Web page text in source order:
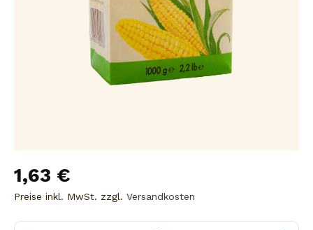
1,63 €
Preise inkl. MwSt. zzgl. Versandkosten